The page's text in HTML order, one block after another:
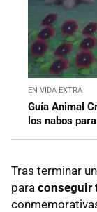
EN VIDA EXTRA
Guía Animal
los nabos
Tras terminar
para conseguir